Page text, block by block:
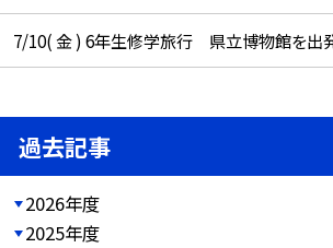
7/10( 金 ) 6年生修学旅行 県立博物館を出発
過去記事
2026年度
2025年度